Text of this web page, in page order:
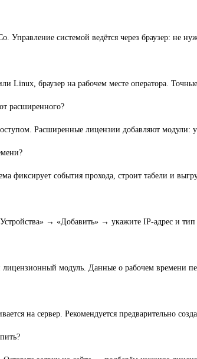
системой ведётся через браузер: не
Linux, браузер на рабочем месте оператора.
расширенного?
Расширенные лицензии добавляют
фиксирует события прохода, строит табели и
→ «Добавить» → укажите IP-адрес и
лицензионный модуль. Данные о рабочем времени
на сервер. Рекомендуется предварительно